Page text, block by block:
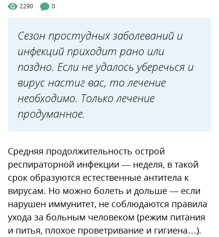
2290 0
Сезон простудных заболеваний и
инфекций приходит рано или
поздно. Если не удалось уберечься и
вирус настиг вас, то лечение
необходимо. Только лечение
продуманное.
Средняя продолжительность острой
респираторной инфекции — неделя, в такой
срок образуются естественные антитела к
вирусам. Но можно болеть и дольше — если
нарушен иммунитет, не соблюдаются правила
ухода за больным человеком (режим питания
и питья, плохое проветривание и гигиена…).